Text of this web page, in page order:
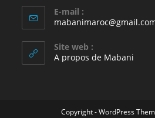
E-mail :
Site web :
A propos de Mabani
Copyright - WordPress